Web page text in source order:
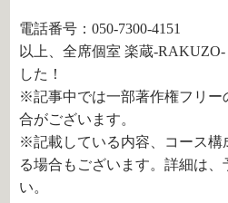
電話番号：050-7300-4151
以上、全席個室 楽蔵
した！
※記事中では一部著作権フリー
合がございます。
※記載している内容、コース構
る場合もございます。詳細は、
い。